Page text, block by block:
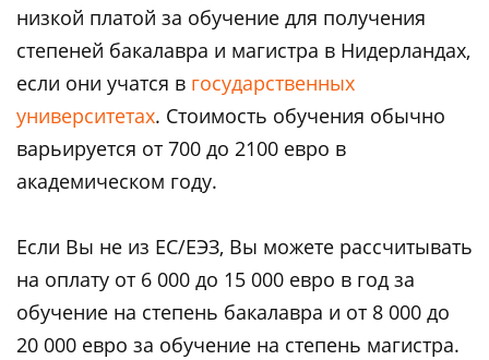
низкой платой за обучение для получения
степеней бакалавра и магистра в Нидерландах,
если они учатся в государственных
университетах. Стоимость обучения обычно
варьируется от 700 до 2100 евро в
академическом году.
Если Вы не из ЕС/ЕЭЗ, Вы можете рассчитывать
на оплату от 6 000 до 15 000 евро в год за
обучение на степень бакалавра и от 8 000 до
20 000 евро за обучение на степень магистра.